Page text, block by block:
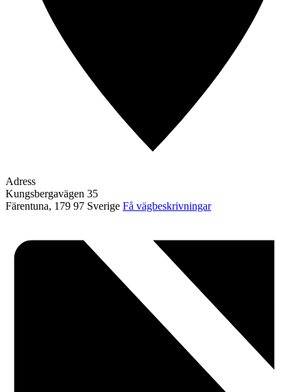
Adress
Kungsbergavägen 35
Färentuna, 179 97 Sverige Få vägbeskrivningar